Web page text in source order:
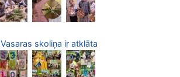
Vasaras skoliņa ir atklāta